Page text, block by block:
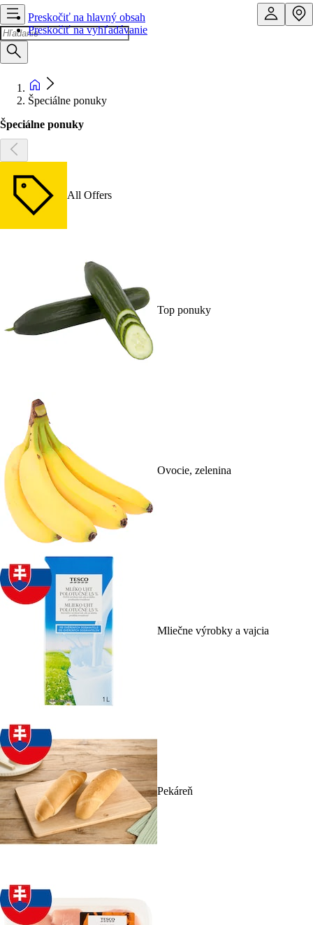
Preskočiť na hlavný obsah
Preskočiť na vyhľadávanie
Špeciálne ponuky
Špeciálne ponuky
All Offers
Top ponuky
Ovocie, zelenina
Mliečne výrobky a vajcia
Pekáreň